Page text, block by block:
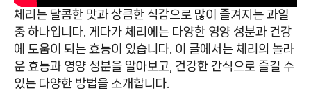
체리는 달콤한 맛과 상큼한 식감으로 많이 즐겨지는 과일
중 하나입니다. 게다가 체리에는 다양한 영양 성분과 건강
에 도움이 되는 효능이 있습니다. 이 글에서는 체리의 놀라
운 효능과 영양 성분을 알아보고, 건강한 간식으로 즐길 수
있는 다양한 방법을 소개합니다.